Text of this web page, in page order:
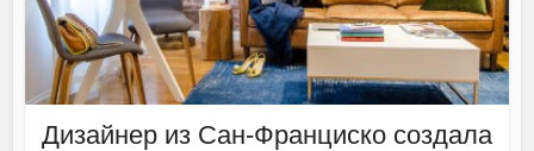
Дизайнер из Сан-Франциско создала